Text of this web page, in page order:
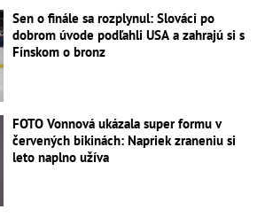
Sen o finále sa rozplynul: Slováci po
dobrom úvode podľahli USA a zahrajú si s
Fínskom o bronz
FOTO Vonnová ukázala super formu v
červených bikinách: Napriek zraneniu si
leto naplno užíva